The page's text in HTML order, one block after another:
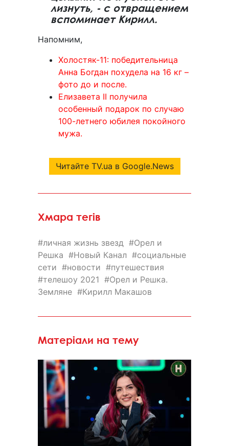
лизнуть, - с отвращением
вспоминает Кирилл.
Напомним,
Холостяк-11: победительница
Анна Богдан похудела на 16 кг –
фото до и после.
Елизавета II получила
особенный подарок по случаю
100-летнего юбилея покойного
мужа.
Читайте TV.ua в Google.News
Хмара тегів
личная жизнь звезд
Орел и
Решка
Новый Канал
социальные
сети
новости
путешествия
телешоу 2021
Орел и Решка.
Земляне
Кирилл Макашов
Матеріали на тему